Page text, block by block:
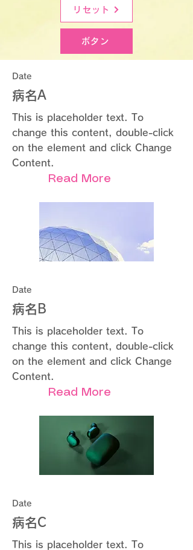
リセット
ボタン
Date
病名A
This is placeholder text. To
change this content, double-click
on the element and click Change
Content.
Read More
Date
病名B
This is placeholder text. To
change this content, double-click
on the element and click Change
Content.
Read More
Date
病名C
This is placeholder text. To